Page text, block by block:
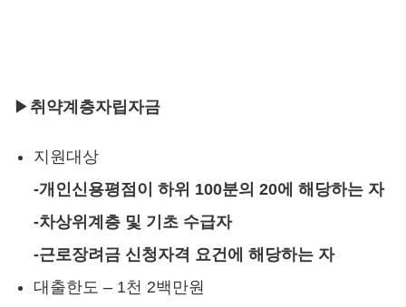
▶ 취약계층자립자금
지원대상
-개인신용평점이 하위 100분의 20에 해당하는 자
-차상위계층 및 기초 수급자
-근로장려금 신청자격 요건에 해당하는 자
대출한도 – 1천 2백만원